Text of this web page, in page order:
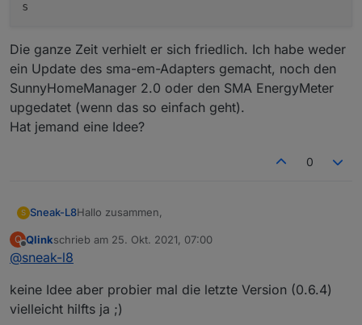
Die ganze Zeit verhielt er sich friedlich. Ich habe weder
ein Update des sma-em-Adapters gemacht, noch den
SunnyHomeManager 2.0 oder den SMA EnergyMeter
upgedatet (wenn das so einfach geht).
Hat jemand eine Idee?
0
S Sneak-L8Hallo zusammen,
seit heute bekomme ich massenweise die folgende
2021-10-24 18:07:47.998	warn	Unkown
sma-em.0
Die ganze Zeit verhielt er sich friedlich. Ich habe
weder ein Update des sma-em-Adapters gemacht,
Q
Offline
Qlinkschrieb am 25. Okt. 2021, 07:00
zuletzt editiert von
@sneak-l8
keine Idee aber probier mal die letzte Version (0.6.4)
vielleicht hilfts ja ;)